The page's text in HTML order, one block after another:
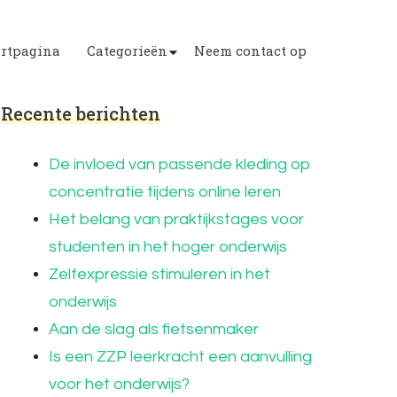
Categorieën Neem contact op
Recente berichten
De invloed van passende kleding op
concentratie tijdens online leren
Het belang van praktijkstages voor
studenten in het hoger onderwijs
Zelfexpressie stimuleren in het
onderwijs
Aan de slag als fietsenmaker
Is een ZZP leerkracht een aanvulling
voor het onderwijs?